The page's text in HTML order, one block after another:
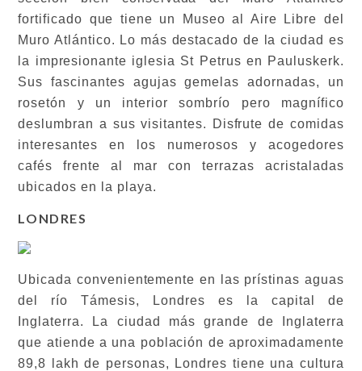
fortificado que tiene un Museo al Aire Libre del
Muro Atlántico. Lo más destacado de la ciudad es
la impresionante iglesia St Petrus en Pauluskerk.
Sus fascinantes agujas gemelas adornadas, un
rosetón y un interior sombrío pero magnífico
deslumbran a sus visitantes. Disfrute de comidas
interesantes en los numerosos y acogedores
cafés frente al mar con terrazas acristaladas
ubicados en la playa.
LONDRES
Ubicada convenientemente en las prístinas aguas
del río Támesis, Londres es la capital de
Inglaterra. La ciudad más grande de Inglaterra
que atiende a una población de aproximadamente
89,8 lakh de personas, Londres tiene una cultura